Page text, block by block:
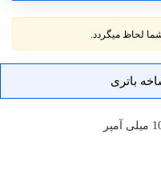
لحاظ میگردد.
باتری